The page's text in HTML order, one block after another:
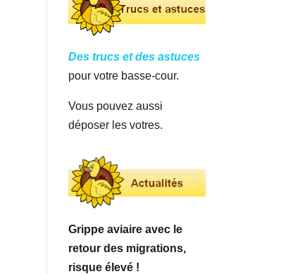
Des trucs et des astuces
pour votre basse-cour.
Vous pouvez aussi
déposer les votres.
Grippe aviaire avec le
retour des migrations,
risque élevé !